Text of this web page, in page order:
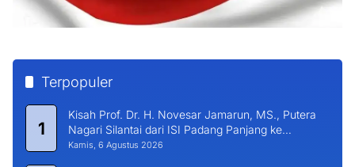
Terpopuler
1
Kisah Prof. Dr. H. Novesar Jamarun, MS., Putera
Nagari Silantai dari ISI Padang Panjang ke
Universitas Dharma Andalas
Kamis, 6 Agustus 2026